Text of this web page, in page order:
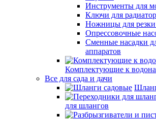
Инструменты для
Ключи для
Ножницы для резки
Опрессовочные
Сменные насадки
аппаратов
Комплектующие к
Все для сада и дачи
для шлангов